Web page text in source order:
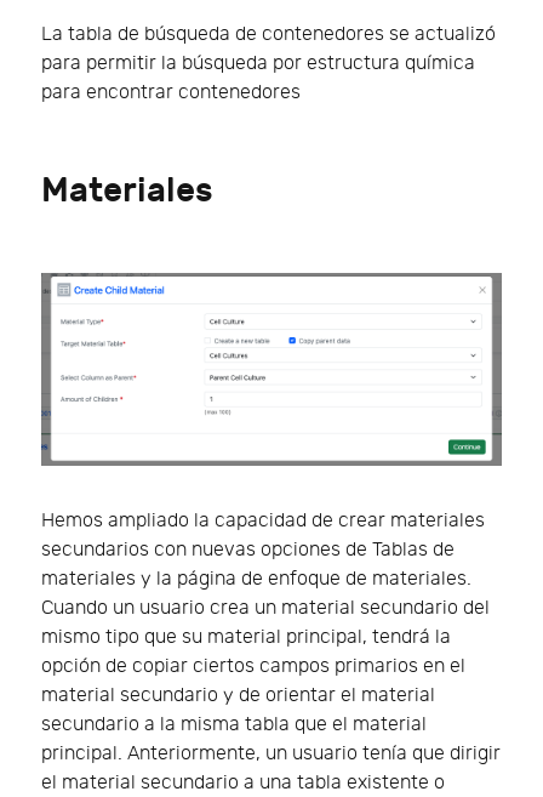
La tabla de búsqueda de contenedores se actualizó
para permitir la búsqueda por estructura química
para encontrar contenedores
Materiales
Hemos ampliado la capacidad de crear materiales
secundarios con nuevas opciones de Tablas de
materiales y la página de enfoque de materiales.
Cuando un usuario crea un material secundario del
mismo tipo que su material principal, tendrá la
opción de copiar ciertos campos primarios en el
material secundario y de orientar el material
secundario a la misma tabla que el material
principal. Anteriormente, un usuario tenía que dirigir
el material secundario a una tabla existente o